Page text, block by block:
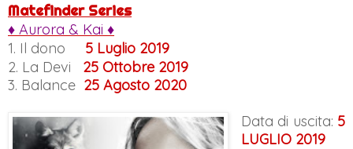
Matefinder Series
♦ Aurora & Kai ♦
1. Il dono
5 Luglio 2019
2. La Devi
25 Ottobre 2019
3. Balance 25 Agosto 2020
Data di uscita: 5
LUGLIO 2019